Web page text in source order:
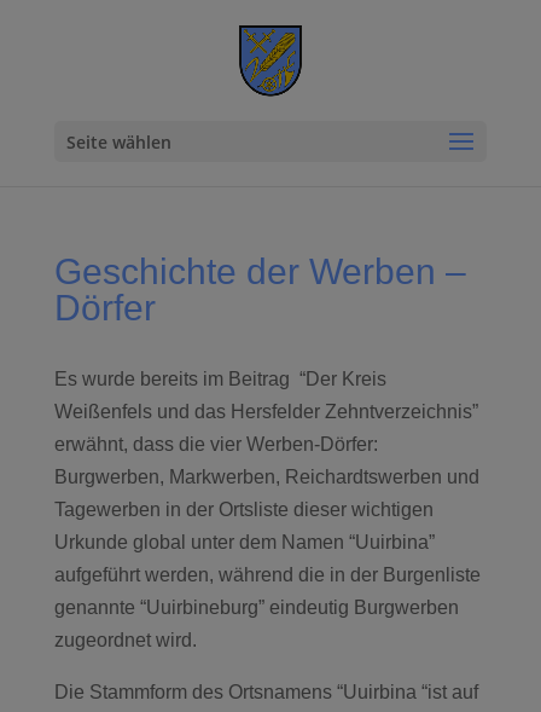
Seite wählen
Geschichte der Werben –
Dörfer
Es wurde bereits im Beitrag “Der Kreis
Weißenfels und das Hersfelder Zehntverzeichnis”
erwähnt, dass die vier Werben-Dörfer:
Burgwerben, Markwerben, Reichardtswerben und
Tagewerben in der Ortsliste dieser wichtigen
Urkunde global unter dem Namen “Uuirbina”
aufgeführt werden, während die in der Burgenliste
genannte “Uuirbineburg” eindeutig Burgwerben
zugeordnet wird.
Die Stammform des Ortsnamens “Uuirbina “ist auf